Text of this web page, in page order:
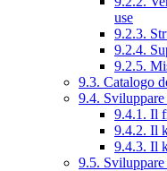
use
9.2.3.
9.2.4.
9.2.5.
9.3. Catalogo
9.4.
9.4.1. Il
9.4.2. Il
9.4.3. Il
9.5.